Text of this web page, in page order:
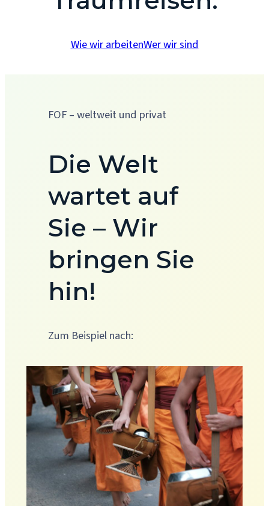
Wie wir arbeitenWer wir sind
FOF – weltweit und privat
Die Welt
wartet auf
Sie – Wir
bringen Sie
hin!
Zum Beispiel nach: